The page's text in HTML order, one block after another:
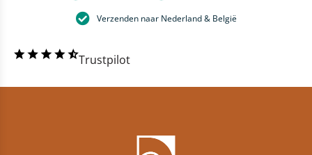
Verzenden naar Nederland & België
Trustpilot